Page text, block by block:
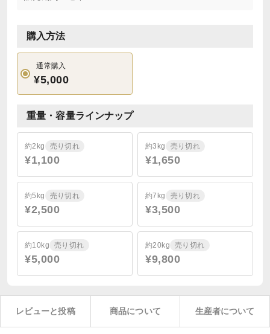
購入方法
通常購入
¥5,000
重量・容量ラインナップ
約2kg 売り切れ
¥1,100
約3kg 売り切れ
¥1,650
約5kg 売り切れ
¥2,500
約7kg 売り切れ
¥3,500
約10kg 売り切れ
¥5,000
約20kg 売り切れ
¥9,800
レビューと投稿 商品について 生産者について